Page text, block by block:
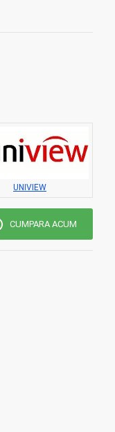
UNIVIEW
CUMPARA ACUM